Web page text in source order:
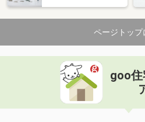
ページトップ
goo